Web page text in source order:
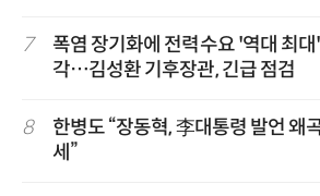
7
폭염 장기화에 전력수요 '역대 최
각…김성환 기후장관, 긴급 점검
8
한병도 “장동혁, 李대통령 발언
세”